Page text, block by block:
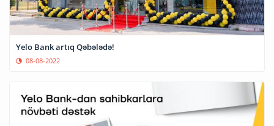
Yelo Bank artıq Qəbələdə!
08-08-2022